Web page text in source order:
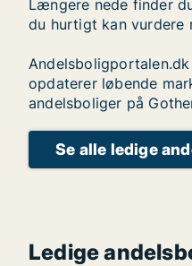
Længere nede finder
du hurtigt kan vurdere
opdaterer løbende
andelsboliger på
Se alle ledige
Ledige